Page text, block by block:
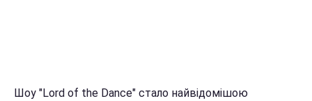
Шоу "Lord of the Dance" стало найвідомішою